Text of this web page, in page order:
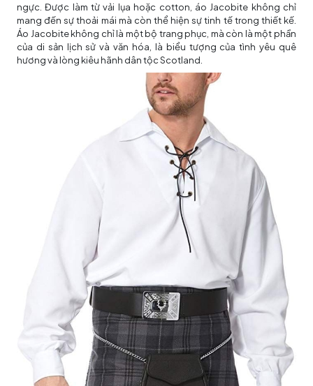
ngực. Được làm từ vải lụa hoặc cotton, áo Jacobite không chỉ
mang đến sự thoải mái mà còn thể hiện sự tinh tế trong thiết kế.
Áo Jacobite không chỉ là một bộ trang phục, mà còn là một phần
của di sản lịch sử và văn hóa, là biểu tượng của tình yêu quê
hương và lòng kiêu hãnh dân tộc Scotland.